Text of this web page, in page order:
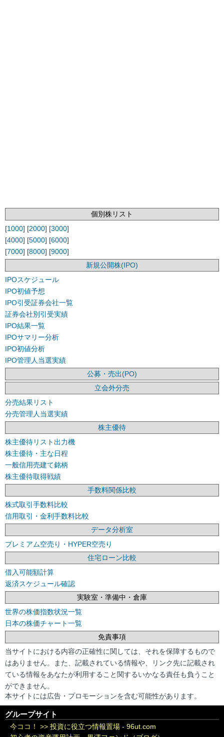
個別株リスト
[1000] [2000] [3000]
[4000] [5000] [6000]
[7000] [8000] [9000]
新規公開株(IPO)
IPOスケジュール
IPO初値予想
IPO引受証券会社一覧
証券会社別引受実績
IPO結果一覧
IPOサマリー分析
IPO初値分析
IPO管理人当選実績
公募・売出(PO)
立会外分売
分売結果リスト
分売管理人当選実績
株主優待
株主優待リスト出力機
株主優待・主な日程
一般信用売建て銘柄
株主優待取得戦績
手数料関係比較
株式取引手数料比較
信用取引・金利手数料比較
データ分析室
プレミアム空売り・HYPER空売り
住宅ローン比較
借入可能額計算
返済スケジュール確認
実験室・準備中・倉庫
世界の株価指数状況一覧
日本の株価チャート一覧
免責事項
当サイトにおける内容の正確性に関しては、それを保障するもので
はありません。また、記載されている情報や、リンク先に記載され
ている情報をあなたが利用すること関するいかなる責任も負うこと
ができません。
本サイトには広告・プロモーションを含む可能性があります。
グループサイト
今ココ！ >> 投資に役立つ情報置場 - 96ut.com